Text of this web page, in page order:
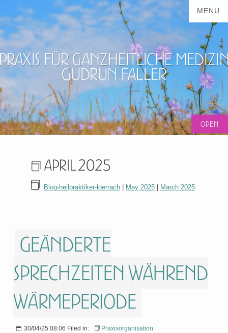
für ganzheitliche
Gudrun Faller
April 2025
Blog-heilpraktiker-loerrach May 2025 March 2025
Geänderte
Sprechzeiten während
Wärmeperiode
30/04/25 08:06 Filed in: Praxisorganisation